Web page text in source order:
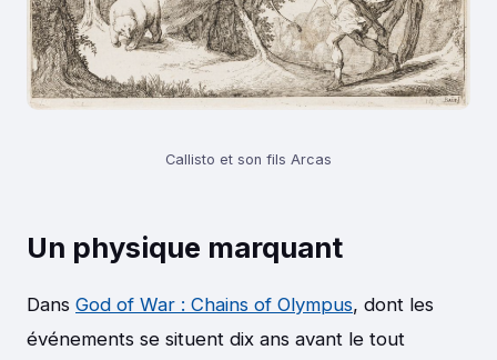
Callisto et son fils Arcas
Un physique marquant
Dans God of War : Chains of Olympus, dont les
événements se situent dix ans avant le tout